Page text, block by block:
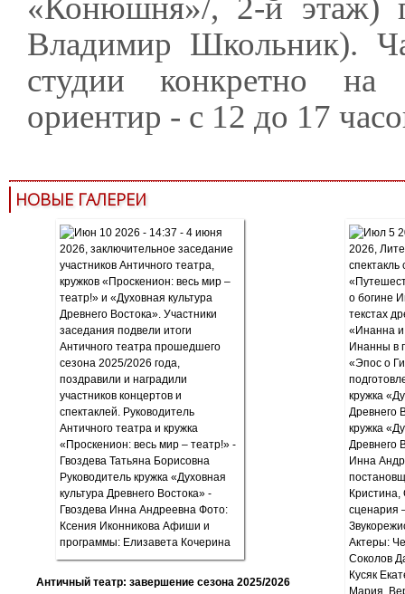
«Конюшня»/, 2-й этаж)
Владимир Школьник).
студии конкретно
ориентир - с 12 до 17
НОВЫЕ ГАЛЕРЕИ
Античный театр: завершение сезона 2025/2026